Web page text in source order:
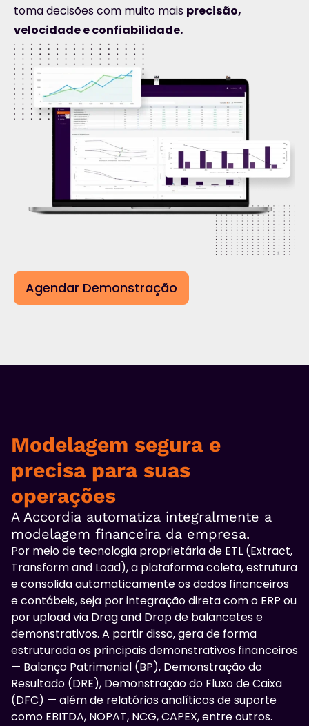
toma decisões com muito mais precisão,
velocidade e confiabilidade.
Agendar Demonstração
Modelagem segura e
precisa para suas
operações
A Accordia automatiza integralmente a
modelagem financeira da empresa.
Por meio de tecnologia proprietária de ETL (Extract,
Transform and Load), a plataforma coleta, estrutura
e consolida automaticamente os dados financeiros
e contábeis, seja por integração direta com o ERP ou
por upload via Drag and Drop de balancetes e
demonstrativos. A partir disso, gera de forma
estruturada os principais demonstrativos financeiros
— Balanço Patrimonial (BP), Demonstração do
Resultado (DRE), Demonstração do Fluxo de Caixa
(DFC) — além de relatórios analíticos de suporte
como EBITDA, NOPAT, NCG, CAPEX, entre outros.